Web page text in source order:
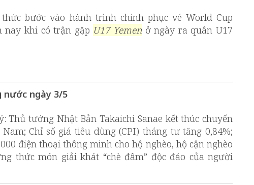
bước vào hành trình chinh phục vé World Cup
nay khi có trận gặp U17 Yemen ở ngày ra quân U17
ngày 3/5
Thủ tướng Nhật Bản Takaichi Sanae kết thúc chuyến
Chỉ số giá tiêu dùng (CPI) tháng tư tăng 0,84%;
điện thoại thông minh cho hộ nghèo, hộ cận nghèo
thức món giải khát “chè đâm” độc đáo của người